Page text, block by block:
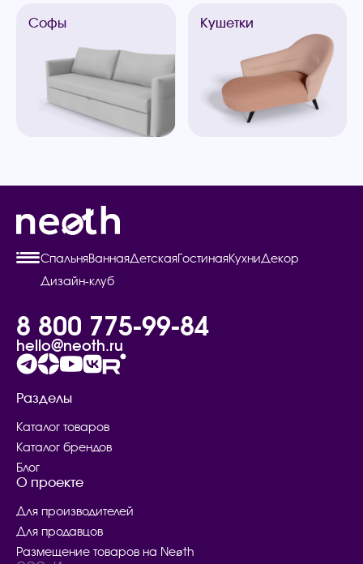
Софы Кушетки
СпальняВаннаяДетскаяГостинаяКухниДекор
Дизайн-клуб
8 800 775-99-84
hello@neoth.ru
Разделы
Каталог товаров
Каталог брендов
Блог
О проекте
Для производителей
Для продавцов
Размещение товаров на Neøth